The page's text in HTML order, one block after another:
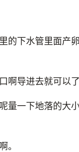
的下水管里面产
啊导进去就可以了
量一下地落的大
。